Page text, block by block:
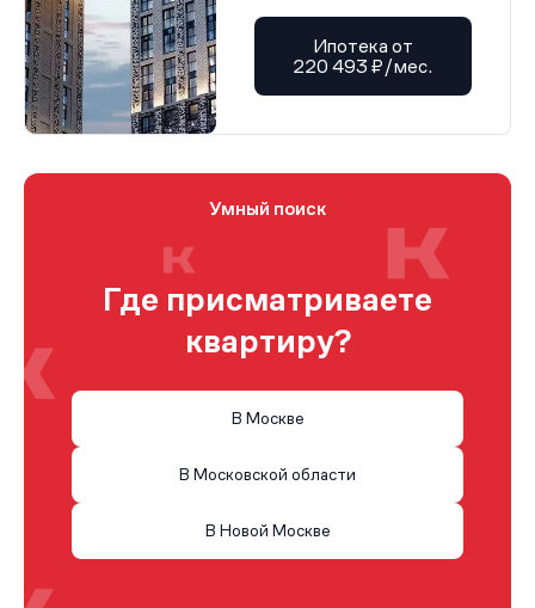
Ипотека от
220 493 ₽/мес.
Умный поиск
Где присматриваете
квартиру?
В Москве
В Московской области
В Новой Москве